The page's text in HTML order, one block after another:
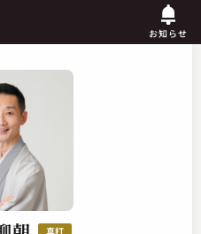
お知らせ
真打